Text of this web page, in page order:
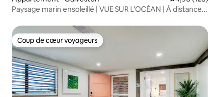
Paysage marin ensoleillé | VUE SUR L'OCÉAN | À distance
Coup de cœur voyageurs
Coup de cœur voyageurs